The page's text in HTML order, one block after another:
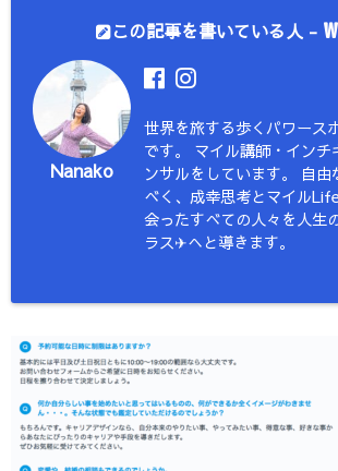
この記事を書いている人 -
Nanako
世界を旅する歩くパワース
です。 マイル講師・インチ
ンサルをしています。 自由
べく、成幸思考とマイル
会ったすべての人々を人生
ラス✈︎へと導きます。